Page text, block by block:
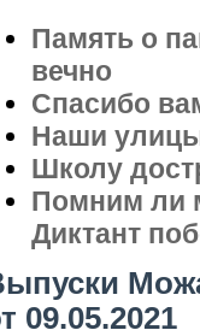
Память о
вечно
Спасибо
Наши
Школу
Помним ли
Диктант
09.05.2021